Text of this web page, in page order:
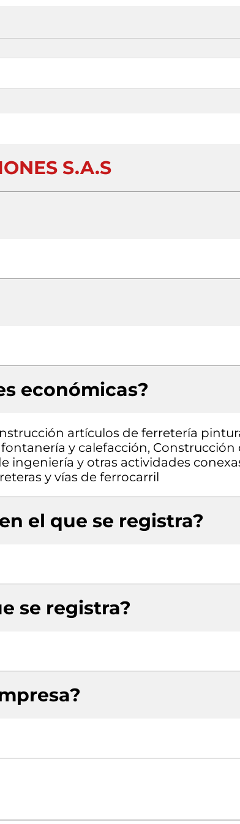
S.A.S
económicas?
artículos de ferretería
y calefacción, Construcción
ingeniería y otras actividades
y vías de ferrocarril
el que se registra?
se registra?